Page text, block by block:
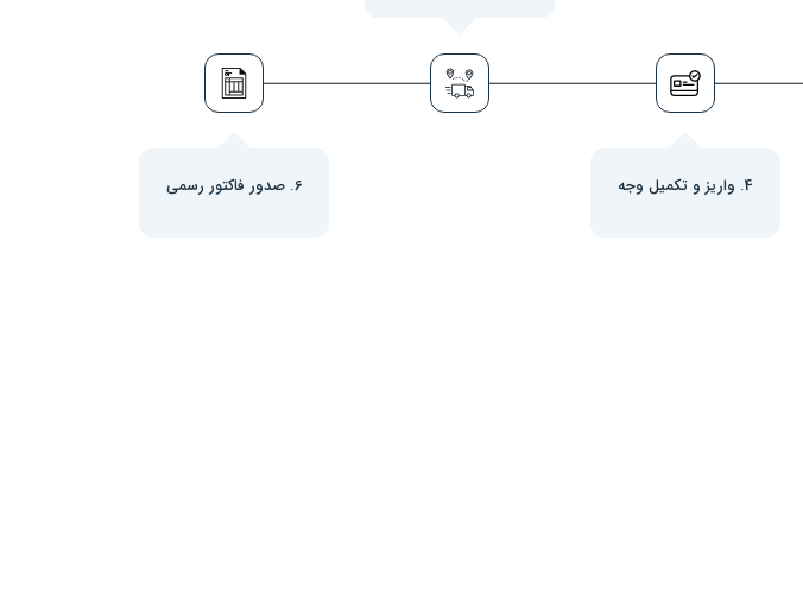
4. واریز و تکمیل وجه 6. صدور فاکتور رسمی